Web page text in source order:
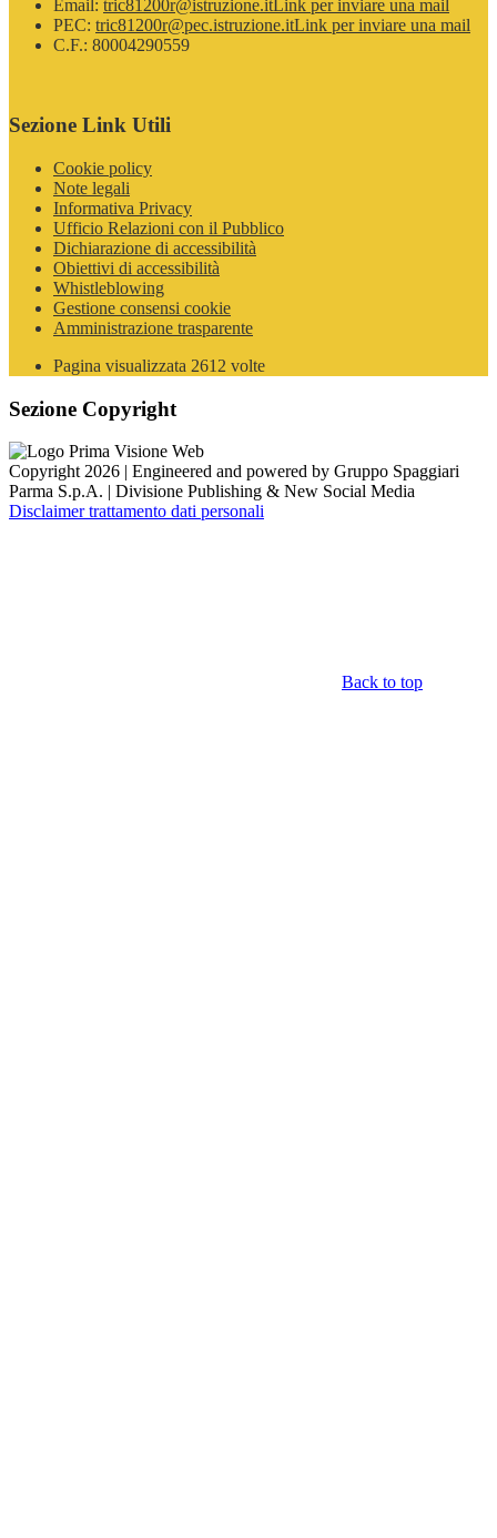
Email: tric81200r@istruzione.it Link per inviare una mail
PEC: tric81200r@pec.istruzione.itLink per inviare una mail
C.F.: 80004290559
Sezione Link Utili
Cookie policy
Note legali
Informativa Privacy
Ufficio Relazioni con il Pubblico
Dichiarazione di accessibilità
Obiettivi di accessibilità
Whistleblowing
Gestione consensi cookie
Amministrazione trasparente
Pagina visualizzata 2612 volte
Sezione Copyright
Copyright 2026 | Engineered and powered by Gruppo Spaggiari
Parma S.p.A. | Divisione Publishing & New Social Media
Disclaimer trattamento dati personali
Back to top